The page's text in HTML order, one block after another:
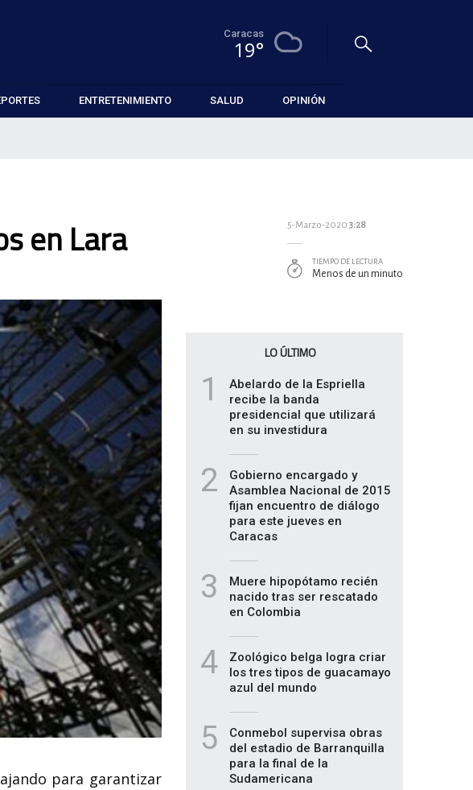
Caracas
19°
ENTRETENIMIENTO SALUD OPINIÓN
en Lara
para garantizar
5-Marzo-2020 3:28
TIEMPO DE LECTURA
Menos de un minuto
LO ÚLTIMO
1
Abelardo de la Espriella
recibe la banda
presidencial que utilizará
en su investidura
2
Gobierno encargado y
Asamblea Nacional de 2015
fijan encuentro de diálogo
para este jueves en
Caracas
3
Muere hipopótamo recién
nacido tras ser rescatado
en Colombia
4
Zoológico belga logra criar
los tres tipos de guacamayo
azul del mundo
5
Conmebol supervisa obras
del estadio de Barranquilla
para la final de la
Sudamericana